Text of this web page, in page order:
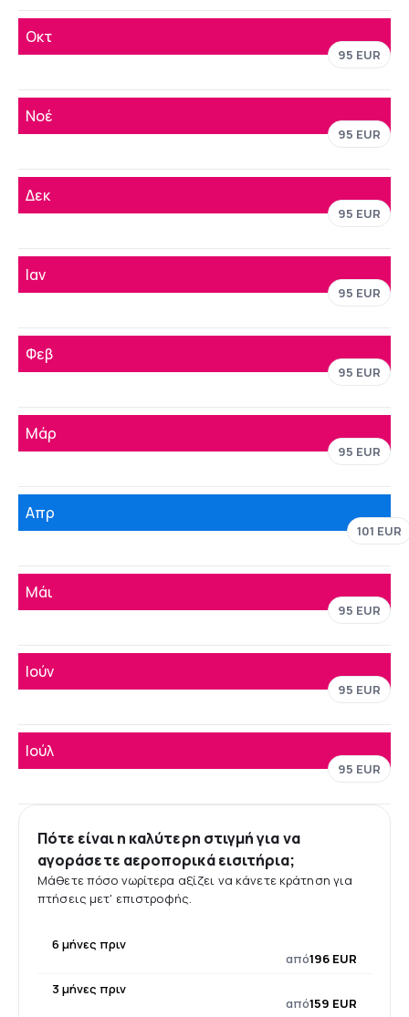
Οκτ
95 EUR
Νοέ
95 EUR
Δεκ
95 EUR
Ιαν
95 EUR
Φεβ
95 EUR
Μάρ
95 EUR
Απρ
101 EUR
Μάι
95 EUR
Ιούν
95 EUR
Ιούλ
95 EUR
Πότε είναι η καλύτερη στιγμή για να
αγοράσετε αεροπορικά εισιτήρια;
Μάθετε πόσο νωρίτερα αξίζει να κάνετε κράτηση για
πτήσεις μετ' επιστροφής.
6 μήνες πριν
από196 EUR
3 μήνες πριν
από159 EUR